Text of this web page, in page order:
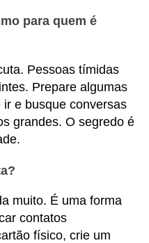
para quem é
Pessoas tímidas
Prepare algumas
e busque conversas
grandes. O segredo é
muito. É uma forma
contatos
físico, crie um